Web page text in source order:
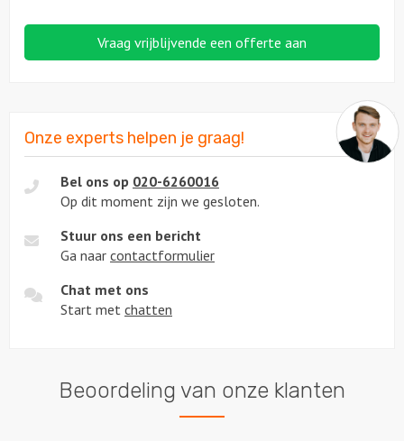
Vraag vrijblijvende een offerte aan
Onze experts helpen je graag!
Bel ons op 020-6260016
Op dit moment zijn we gesloten.
Stuur ons een bericht
Ga naar contactformulier
Chat met ons
Start met chatten
Beoordeling van onze klanten